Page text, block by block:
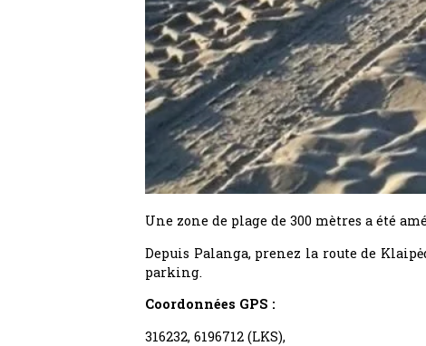
Une zone de plage de 300 mètres a été
Depuis Palanga, prenez la route de
parking.
Coordonnées GPS :
316232, 6196712 (LKS),